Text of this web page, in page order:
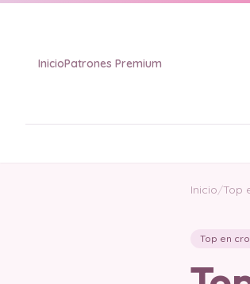
InicioPatrones Premium
Inicio/Top
Top en